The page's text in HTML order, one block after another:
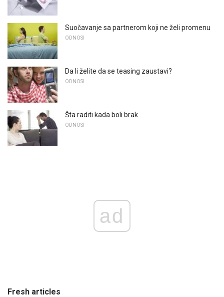
Suočavanje sa partnerom koji ne želi promenu
ODNOSI
Da li želite da se teasing zaustavi?
ODNOSI
Šta raditi kada boli brak
ODNOSI
ad
Fresh articles